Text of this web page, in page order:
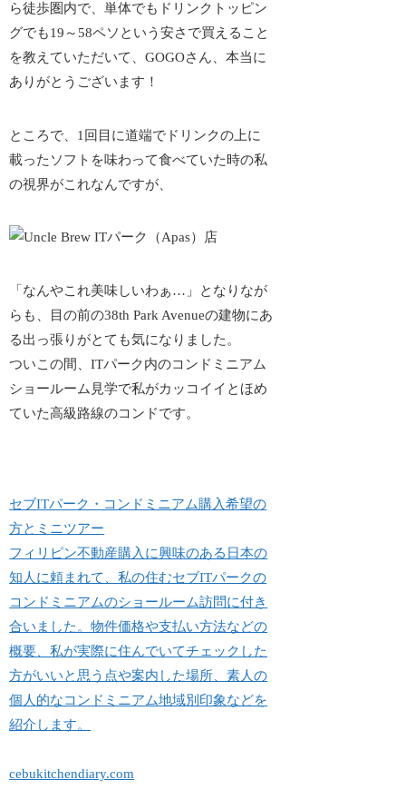
ら徒歩圏内で、単体でもドリンクトッピン
グでも19～58ペソという安さで買えること
を教えていただいて、GOGOさん、本当に
ありがとうございます！
ところで、1回目に道端でドリンクの上に
載ったソフトを味わって食べていた時の私
の視界がこれなんですが、
「なんやこれ美味しいわぁ…」となりなが
らも、目の前の38th Park Avenueの建物にあ
る出っ張り がとても気になりました。
ついこの間、ITパーク内のコンドミニアム
ショールーム見学で私がカッコイイとほめ
ていた高級路線のコンドです。
セブITパーク・コンドミニアム購入希望の
方とミニツアー
フィリピン不動産購入に興味のある日本の
知人に頼まれて、私の住むセブITパークの
コンドミニアムのショールーム訪問に付き
合いました。物件価格や支払い方法などの
概要、私が実際に住んでいてチェックした
方がいいと思う点や案内した場所、素人の
個人的なコンドミニアム地域別印象などを
紹介します。
cebukitchendiary.com